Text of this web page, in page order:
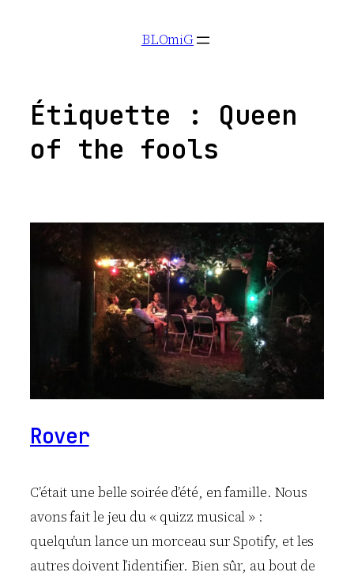
BLOmiG
Étiquette : Queen
of the fools
Rover
C’était une belle soirée d’été, en famille. Nous
avons fait le jeu du « quizz musical » :
quelqu’un lance un morceau sur Spotify, et les
autres doivent l’identifier. Bien sûr, au bout de